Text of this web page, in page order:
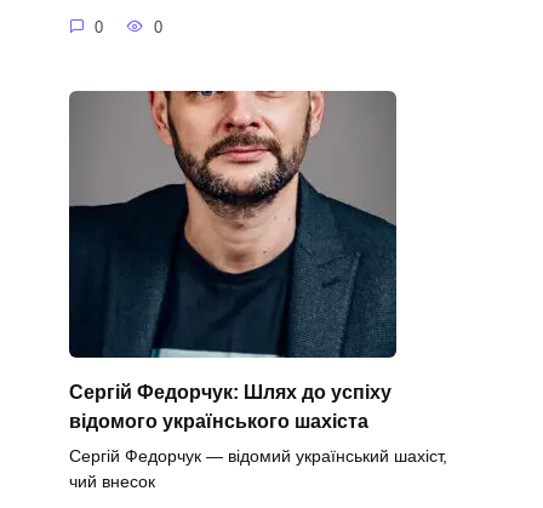
0 0
Сергій Федорчук: Шлях до успіху
відомого українського шахіста
Сергій Федорчук — відомий український шахіст,
чий внесок